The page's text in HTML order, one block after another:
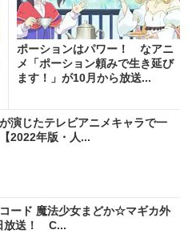
ポーションはパワー！ なアニ
メ「ポーション頼みで生き延び
ます！」が10月から放送...
演じたテレビアニメキャラで一
2022年版・人...
ード 魔法少女まどか☆マギカ外
放送！ C...